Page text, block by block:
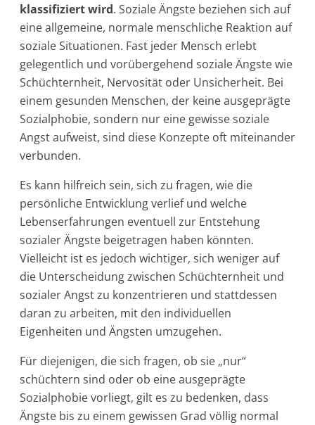
klassifiziert wird. Soziale Ängste beziehen sich auf
eine allgemeine, normale menschliche Reaktion auf
soziale Situationen. Fast jeder Mensch erlebt
gelegentlich und vorübergehend soziale Ängste wie
Schüchternheit, Nervosität oder Unsicherheit. Bei
einem gesunden Menschen, der keine ausgeprägte
Sozialphobie, sondern nur eine gewisse soziale
Angst aufweist, sind diese Konzepte oft miteinander
verbunden.
Es kann hilfreich sein, sich zu fragen, wie die
persönliche Entwicklung verlief und welche
Lebenserfahrungen eventuell zur Entstehung
sozialer Ängste beigetragen haben könnten.
Vielleicht ist es jedoch wichtiger, sich weniger auf
die Unterscheidung zwischen Schüchternheit und
sozialer Angst zu konzentrieren und stattdessen
daran zu arbeiten, mit den individuellen
Eigenheiten und Ängsten umzugehen.
Für diejenigen, die sich fragen, ob sie „nur“
schüchtern sind oder ob eine ausgeprägte
Sozialphobie vorliegt, gilt es zu bedenken, dass
Ängste bis zu einem gewissen Grad völlig normal